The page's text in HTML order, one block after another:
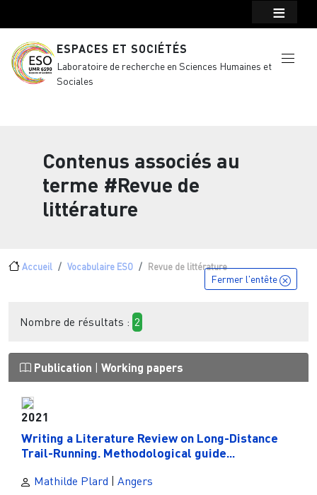
ESPACES ET SOCIÉTÉS
Laboratoire de recherche en Sciences Humaines et
Sociales
Contenus associés au
terme #Revue de
littérature
Fil d'Ariane
Accueil Vocabulaire ESO Revue de littérature
Fermer l'entête
Nombre de résultats : 2
Publication Working papers
2021
Writing a Literature Review on Long-Distance
Trail-Running. Methodological guide...
Mathilde Plard Angers